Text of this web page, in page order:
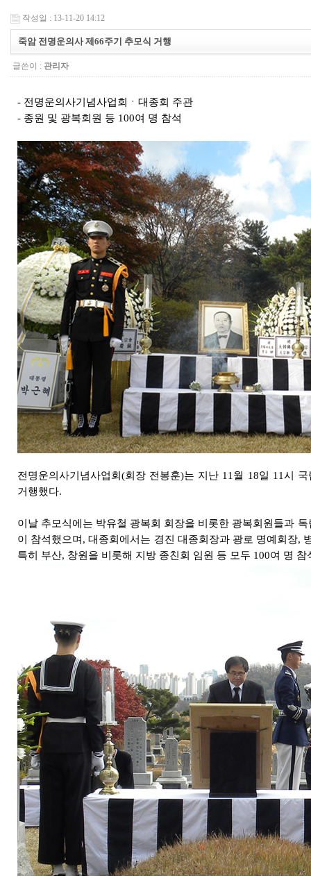
작성일 : 13-11-20 14:12
죽암 전명운의사 제66주기 추모식 거행
글쓴이 : 관리자
- 전명운의사기념사업회ㆍ대종회 주관
- 종원 및 광복회원 등 100여 명 참석
전명운의사기념사업회(회장 전봉훈)는 지난 11월 18일 11시
거행했다.
이날 추모식에는 박유철 광복회 회장을 비롯한 광복회원들과
이 참석했으며, 대종회에서는 경진 대종회장과 광로 명예회장,
특히 부산, 창원을 비롯해 지방 종친회 임원 등 모두 100여 명